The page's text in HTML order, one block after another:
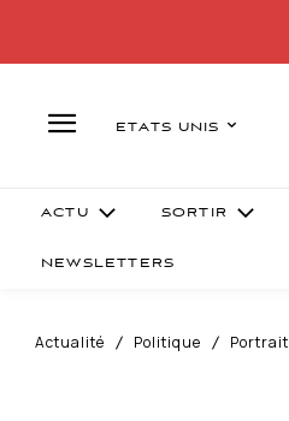
ETATS UNIS
ACTU SORTIR
NEWSLETTERS
Actualité Politique Portrait